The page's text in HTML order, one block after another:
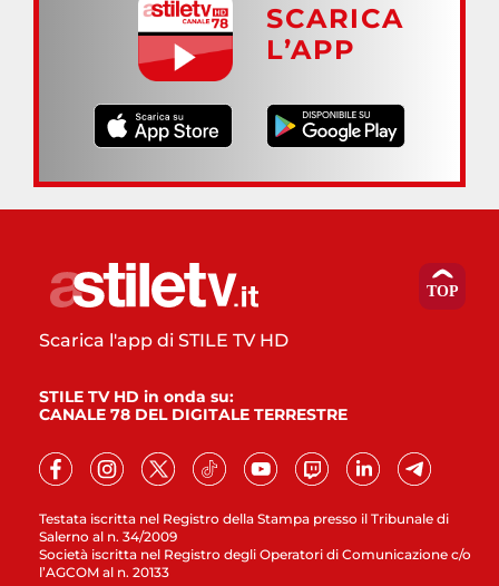
SCARICA
L’APP
Testata iscritta nel Registro della Stampa presso il Tribunale di
Salerno al n. 34/2009
Società iscritta nel Registro degli Operatori di Comunicazione c/o
l’AGCOM al n. 20133
Scarica l'app di STILE TV HD
STILE TV HD in onda su:
CANALE 78 DEL DIGITALE TERRESTRE